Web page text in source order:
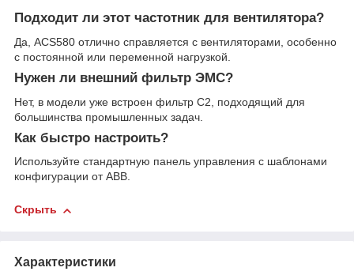
Подходит ли этот частотник для вентилятора?
Да, ACS580 отлично справляется с вентиляторами, особенно
с постоянной или переменной нагрузкой.
Нужен ли внешний фильтр ЭМС?
Нет, в модели уже встроен фильтр C2, подходящий для
большинства промышленных задач.
Как быстро настроить?
Используйте стандартную панель управления с шаблонами
конфигурации от ABB.
Скрыть
Характеристики